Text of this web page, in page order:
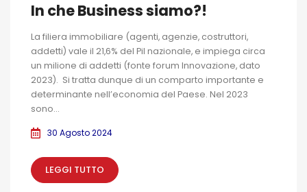
In che Business siamo?!
La filiera immobiliare (agenti, agenzie, costruttori,
addetti) vale il 21,6% del Pil nazionale, e impiega circa
un milione di addetti (fonte forum Innovazione, dato
2023). Si tratta dunque di un comparto importante e
determinante nell’economia del Paese. Nel 2023
sono...
30 Agosto 2024
LEGGI TUTTO